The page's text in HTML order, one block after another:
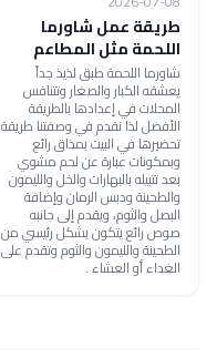
طريقة عمل شاورما
اللحمة مثل المطاعم
شاورما اللحمة طبق لذيذ جداً
يعشقه الكبار والصغار وتتنافس
المحلات في إعدادها بالطريقة
الأفضل لذا نقدم في وصفتنا طريقة
تحضيرها في البيت بمذاق رائع
وبمكونات عبارة عن لحم مشوي
بعد تتبيله بالبهارات والخل والليمون
والطحينة ودبس الرمان وإضافة
البصل والثوم، ويقدم إلى جانبه
صوص رائع يتكون بشكل رئيسي من
الطحينة والليمون والثوم وتقدم على
الغداء أو العشاء .